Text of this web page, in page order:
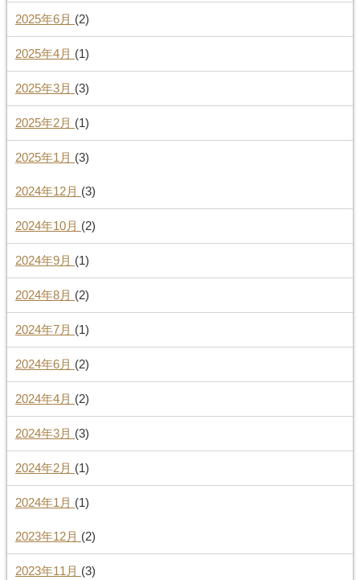
2025年6月 (2)
2025年4月 (1)
2025年3月 (3)
2025年2月 (1)
2025年1月 (3)
2024年12月 (3)
2024年10月 (2)
2024年9月 (1)
2024年8月 (2)
2024年7月 (1)
2024年6月 (2)
2024年4月 (2)
2024年3月 (3)
2024年2月 (1)
2024年1月 (1)
2023年12月 (2)
2023年11月 (3)